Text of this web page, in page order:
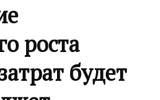
роста
будет